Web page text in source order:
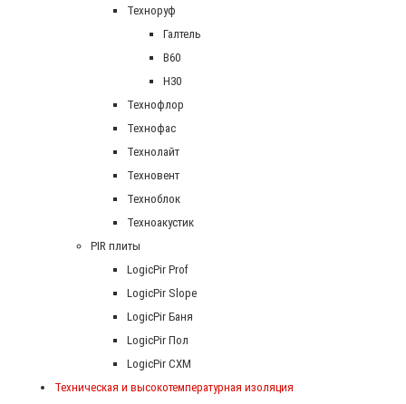
Техноруф
Галтель
В60
Н30
Технофлор
Технофас
Технолайт
Техновент
Техноблок
Техноакустик
PIR плиты
LogicPir Prof
LogicPir Slope
LogicPir Баня
LogicPir Пол
LogicPir СХМ
Техническая и высокотемпературная изоляция